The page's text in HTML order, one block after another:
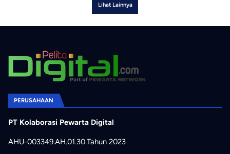
Lihat Lainnya
PERUSAHAAN
PT Kolaborasi Pewarta Digital
AHU-003349.AH.01.30.Tahun 2023